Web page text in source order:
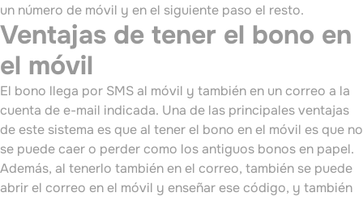
un número de móvil y en el siguiente paso el resto.
Ventajas de tener el bono en
el móvil
El bono llega por SMS al móvil y también en un correo a la
cuenta de e-mail indicada. Una de las principales ventajas
de este sistema es que al tener el bono en el móvil es que no
se puede caer o perder como los antiguos bonos en papel.
Además, al tenerlo también en el correo, también se puede
abrir el correo en el móvil y enseñar ese código, y también